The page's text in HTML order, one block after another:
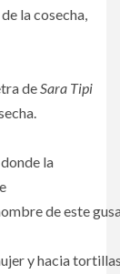
la cosecha,
deSara Tipi
la
de este
y hacia